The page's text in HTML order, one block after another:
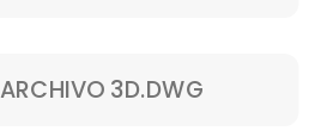
ARCHIVO 3D.DWG